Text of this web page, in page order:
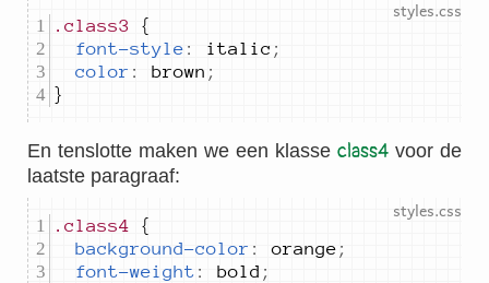
.class3
font-style : italic ;
color : brown ;
}
En tenslotte maken we een klasse class4 voor de
laatste paragraaf:
.class4
background-color : orange ;
font-weight : bold ;